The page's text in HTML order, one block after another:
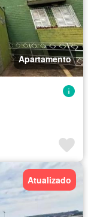
Apartamento
Atualizado